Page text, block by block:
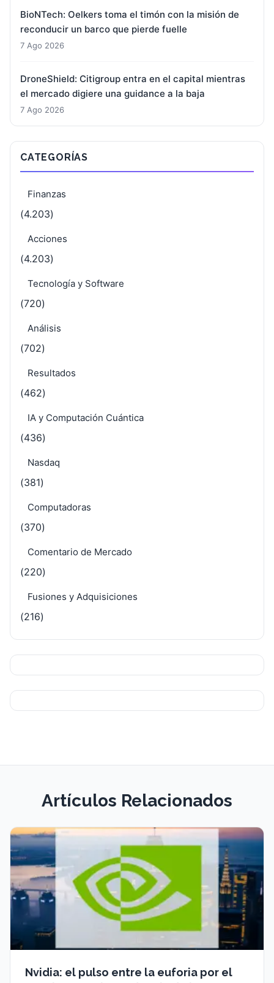
BioNTech: Oelkers toma el timón con la misión de
reconducir un barco que pierde fuelle
7 Ago 2026
DroneShield: Citigroup entra en el capital mientras
el mercado digiere una guidance a la baja
7 Ago 2026
CATEGORÍAS
Finanzas
(4.203)
Acciones
(4.203)
Tecnología y Software
(720)
Análisis
(702)
Resultados
(462)
IA y Computación Cuántica
(436)
Nasdaq
(381)
Computadoras
(370)
Comentario de Mercado
(220)
Fusiones y Adquisiciones
(216)
Artículos Relacionados
Nvidia: el pulso entre la euforia por el